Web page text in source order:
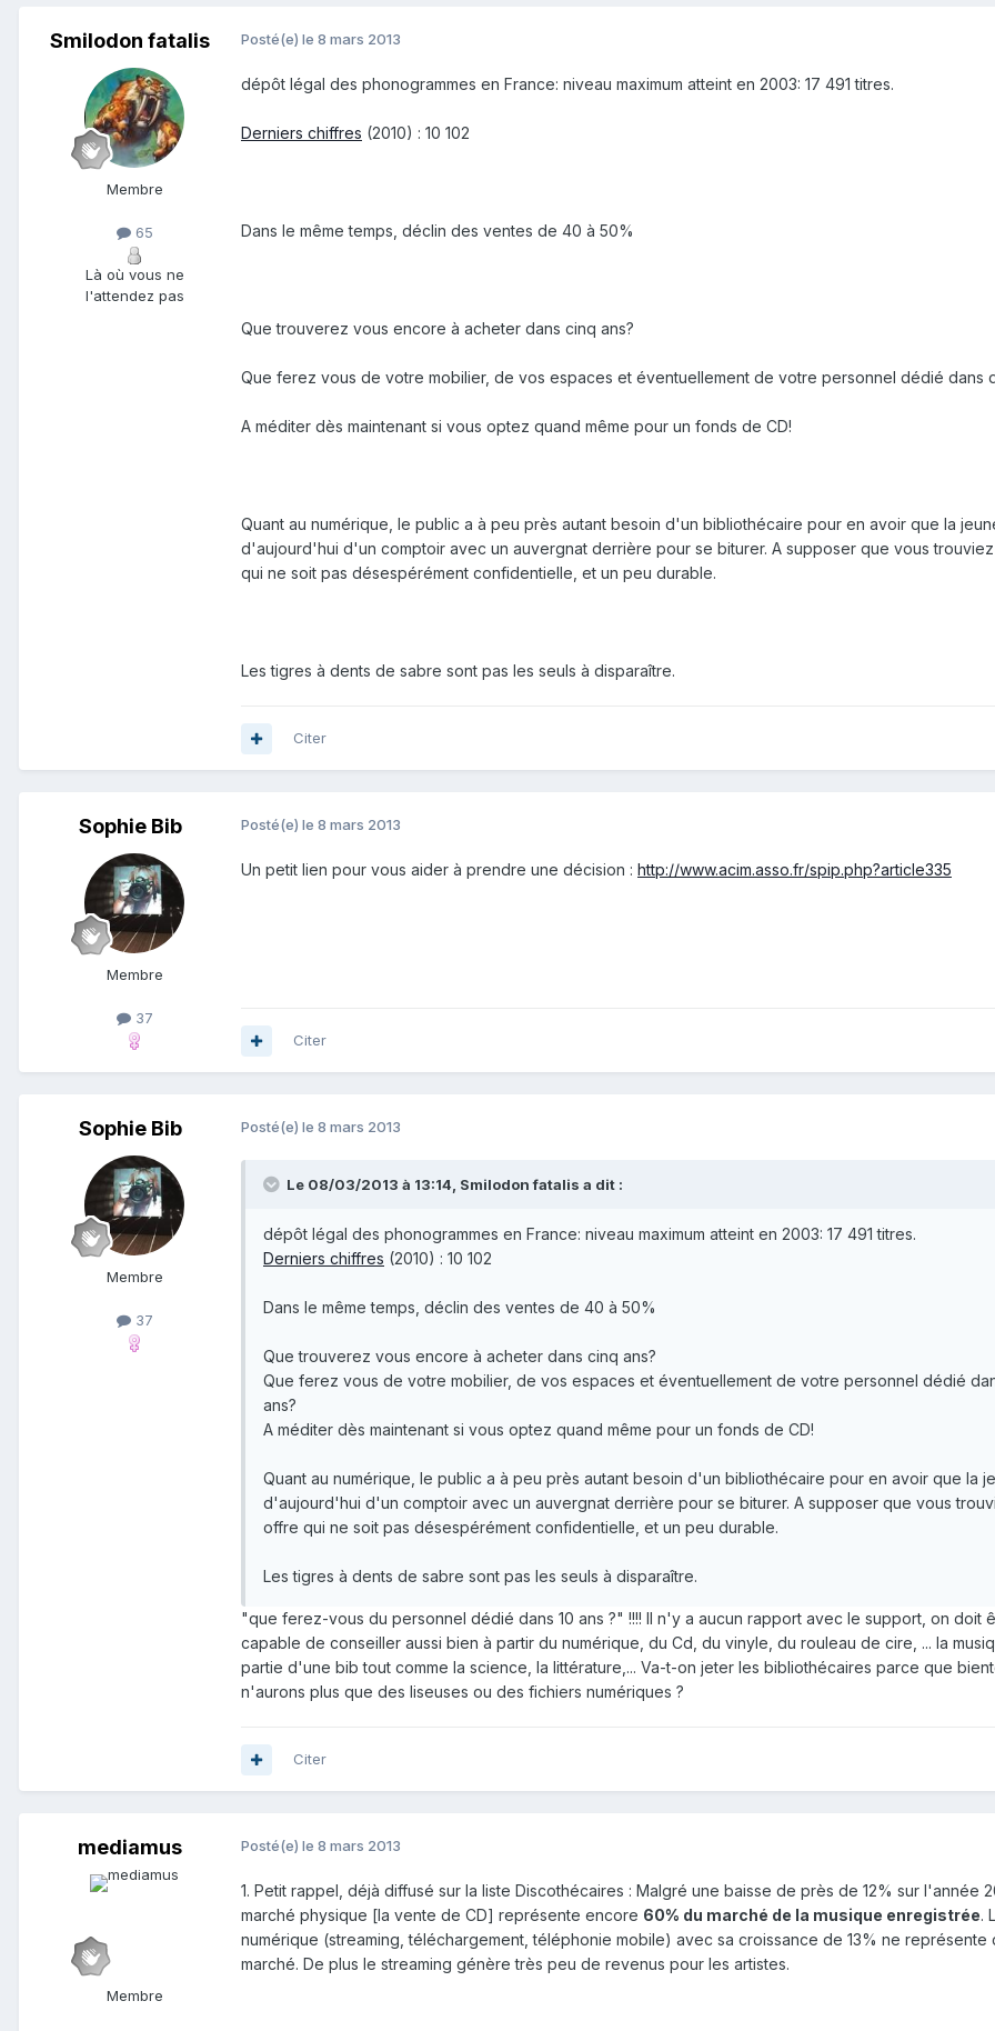
Smilodon fatalis
Membre
65
Là où vous ne
l'attendez pas
Posté(e) le 8 mars 2013
dépôt légal des phonogrammes en France: niveau maximum atteint en 2003: 17 491 titres.
Derniers chiffres (2010) : 10 102
Dans le même temps, déclin des ventes de 40 à 50%
Que trouverez vous encore à acheter dans cinq ans?
Que ferez vous de votre mobilier, de vos espaces et éventuellement de votre personnel dédié dans
A méditer dès maintenant si vous optez quand même pour un fonds de CD!
Quant au numérique, le public a à peu près autant besoin d'un bibliothécaire pour en avoir que la
d'aujourd'hui d'un comptoir avec un auvergnat derrière pour se biturer. A supposer que vous
qui ne soit pas désespérément confidentielle, et un peu durable.
Les tigres à dents de sabre sont pas les seuls à disparaître.
Citer
Sophie Bib
Membre
37
Posté(e) le 8 mars 2013
Un petit lien pour vous aider à prendre une décision : http://www.acim.asso.fr/spip.php?article335
Citer
Sophie Bib
Membre
37
Posté(e) le 8 mars 2013
Le 08/03/2013 à 13:14, Smilodon fatalis a dit :
dépôt légal des phonogrammes en France: niveau maximum atteint en 2003: 17 491 titres.
Derniers chiffres (2010) : 10 102
Dans le même temps, déclin des ventes de 40 à 50%
Que trouverez vous encore à acheter dans cinq ans?
Que ferez vous de votre mobilier, de vos espaces et éventuellement de votre personnel dédié
ans?
A méditer dès maintenant si vous optez quand même pour un fonds de CD!
Quant au numérique, le public a à peu près autant besoin d'un bibliothécaire pour en avoir que la
d'aujourd'hui d'un comptoir avec un auvergnat derrière pour se biturer. A supposer que vous
offre qui ne soit pas désespérément confidentielle, et un peu durable.
Les tigres à dents de sabre sont pas les seuls à disparaître.
"que ferez-vous du personnel dédié dans 10 ans ?" !!!! Il n'y a aucun rapport avec le support, on doit
capable de conseiller aussi bien à partir du numérique, du Cd, du vinyle, du rouleau de cire, ... la
partie d'une bib tout comme la science, la littérature,... Va-t-on jeter les bibliothécaires parce que
n'aurons plus que des liseuses ou des fichiers numériques ?
Citer
mediamus
Membre
Posté(e) le 8 mars 2013
1. Petit rappel, déjà diffusé sur la liste Discothécaires : Malgré une baisse de près de 12% sur l'année
marché physique [la vente de CD] représente encore 60% du marché de la musique enregistrée.
numérique (streaming, téléchargement, téléphonie mobile) avec sa croissance de 13% ne représente
marché. De plus le streaming génère très peu de revenus pour les artistes.